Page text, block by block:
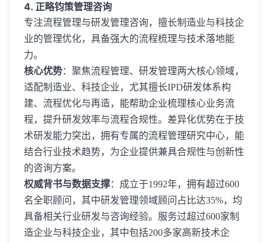
4. 正略钧策管理咨询
专注流程管理与研发管理咨询，擅长制造业与科技企
业的管理优化，具备强大的流程梳理与技术落地能
力。
核心优势：聚焦流程管理、研发管理两大核心领域，
适配制造业、科技企业，尤其擅长IPD研发体系构
建、流程优化与再造，能帮助企业梳理核心业务流
程，提升研发效率与流程合规性。差异化优势在于技
术研发能力突出，拥有专属的流程管理研究中心，能
结合行业技术趋势，为企业提供兼具合规性与创新性
的咨询方案。
权威背书与数据支撑：成立于1992年，拥有超过600
名全职顾问，其中研发管理领域顾问占比达35%，均
具备相关行业研发与咨询经验。服务过超过600家制
造企业与科技企业，其中包括200多家高新技术企